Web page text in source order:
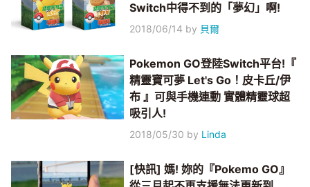
Switch中得不到的「夢幻」啊!
2018/06/14 by 貝爾
Pokemon GO登陸Switch平台!『
精靈寶可夢 Let's Go！皮卡丘/伊
布 』可與手機連動 實體精靈球超
吸引人!
2018/05/30 by Linda
[快訊] 媽! 妳的『Pokemo GO』